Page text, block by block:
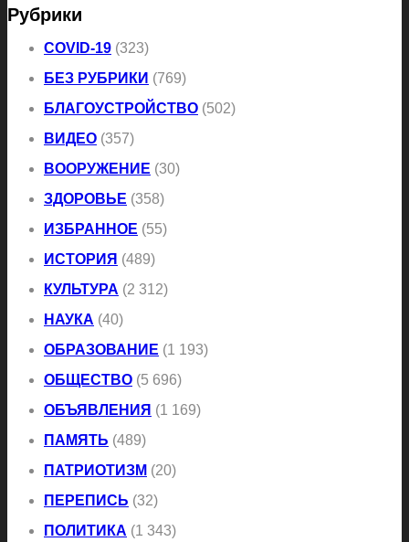
Рубрики
COVID-19 (323)
БЕЗ РУБРИКИ (769)
БЛАГОУСТРОЙСТВО (502)
ВИДЕО (357)
ВООРУЖЕНИЕ (30)
ЗДОРОВЬЕ (358)
ИЗБРАННОЕ (55)
ИСТОРИЯ (489)
КУЛЬТУРА (2 312)
НАУКА (40)
ОБРАЗОВАНИЕ (1 193)
ОБЩЕСТВО (5 696)
ОБЪЯВЛЕНИЯ (1 169)
ПАМЯТЬ (489)
ПАТРИОТИЗМ (20)
ПЕРЕПИСЬ (32)
ПОЛИТИКА (1 343)